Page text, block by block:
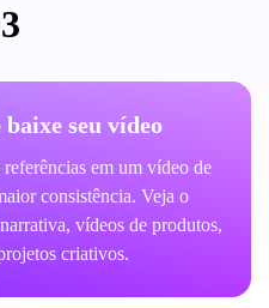
seu vídeo
em um vídeo de
consistência. Veja o
vídeos de produtos,
criativos.